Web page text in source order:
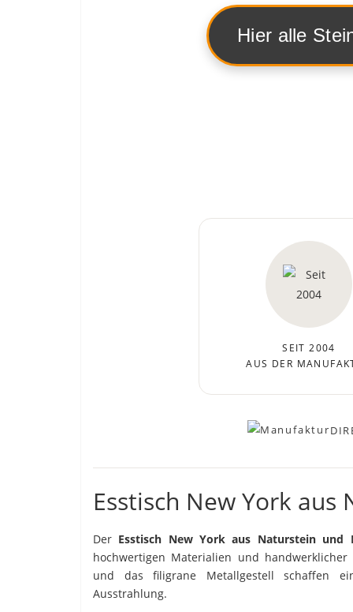
Hier alle
SEIT 2004
AUS DER
Esstisch New York
Der Esstisch New York aus Naturstein und
hochwertigen Materialien und
und das filigrane Metallgestell schaffen
Ausstrahlung.